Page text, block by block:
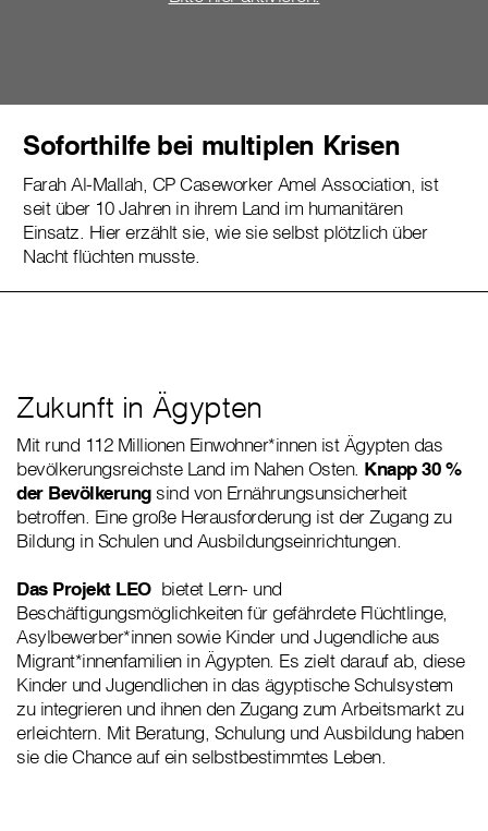
Soforthilfe bei multiplen Krisen
Farah Al-Mallah, CP Caseworker Amel Association, ist
seit über 10 Jahren in ihrem Land im humanitären
Einsatz. Hier erzählt sie, wie sie selbst plötzlich über
Nacht flüchten musste.
Zukunft in Ägypten
Mit rund 112 Millionen Einwohner*innen ist Ägypten das
bevölkerungsreichste Land im Nahen Osten. Knapp 30 %
der Bevölkerungsind von Ernährungsunsicherheit
betroffen. Eine große Herausforderung ist der Zugang zu
Bildung in Schulen und Ausbildungseinrichtungen.
Das Projekt LEO bietet Lern- und
Beschäftigungsmöglichkeiten für gefährdete Flüchtlinge,
Asylbewerber*innen sowie Kinder und Jugendliche aus
Migrant*innenfamilien in Ägypten. Es zielt darauf ab, diese
Kinder und Jugendlichen in das ägyptische Schulsystem
zu integrieren und ihnen den Zugang zum Arbeitsmarkt zu
erleichtern. Mit Beratung, Schulung und Ausbildung haben
sie die Chance auf ein selbstbestimmtes Leben.